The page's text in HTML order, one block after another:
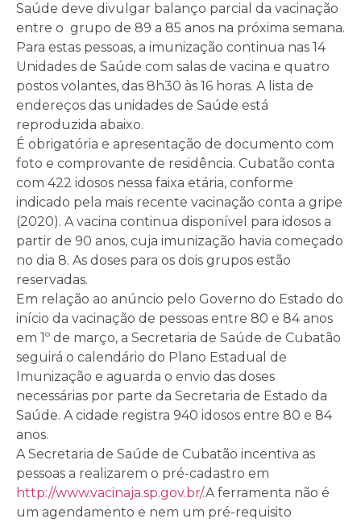
Saúde deve divulgar balanço parcial da vacinação
entre o grupo de 89 a 85 anos na próxima semana.
Para estas pessoas, a imunização continua nas 14
Unidades de Saúde com salas de vacina e quatro
postos volantes, das 8h30 às 16 horas. A lista de
endereços das unidades de Saúde está
reproduzida abaixo.
É obrigatória e apresentação de documento com
foto e comprovante de residência. Cubatão conta
com 422 idosos nessa faixa etária, conforme
indicado pela mais recente vacinação conta a gripe
(2020). A vacina continua disponível para idosos a
partir de 90 anos, cuja imunização havia começado
no dia 8. As doses para os dois grupos estão
reservadas.
Em relação ao anúncio pelo Governo do Estado do
início da vacinação de pessoas entre 80 e 84 anos
em 1º de março, a Secretaria de Saúde de Cubatão
seguirá o calendário do Plano Estadual de
Imunização e aguarda o envio das doses
necessárias por parte da Secretaria de Estado da
Saúde. A cidade registra 940 idosos entre 80 e 84
anos.
A Secretaria de Saúde de Cubatão incentiva as
pessoas a realizarem o pré-cadastro em
http://www.vacinaja.sp.gov.br/.A ferramenta não é
um agendamento e nem um pré-requisito